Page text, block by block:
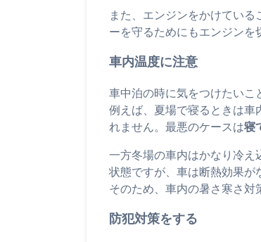
また、エンジンをかけている
ーを守るためにもエンジンを
車内温度に注意
車中泊の時に気をつけたいこ
例えば、夏場で寝るときは車
れません。最悪のケースは寝
一方冬場の車内はかなり冷え
状態ですが、車は断熱効果が
そのため、車内の暑さ寒さ対
防犯対策をする